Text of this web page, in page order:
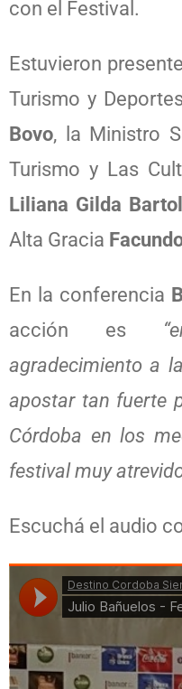
con el Festival.
Estuvieron
Turismo y
Bovo, la Ministro
Turismo y Las
Liliana Gilda
Alta Gracia
En la conferencia
acción es
agradecimiento a
apostar tan fuerte
Córdoba en los
festival muy
Escuchá el audio